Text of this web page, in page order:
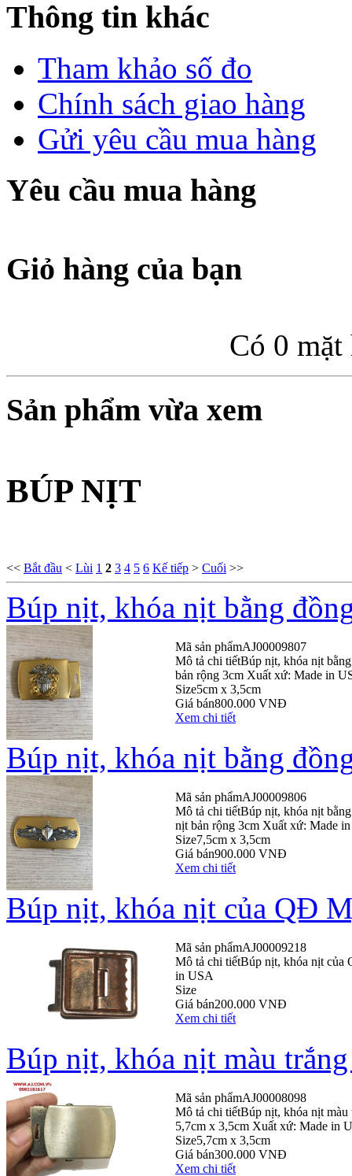
Thông tin khác
Tham khảo số đo
Chính sách giao hàng
Gửi yêu cầu mua hàng
Yêu cầu mua hàng
Giỏ hàng của bạn
Có 0
Sản phẩm vừa xem
BÚP NỊT
<< Bắt đầu < Lùi 1 2 3 4 5 6 Kế tiếp > Cuối >>
Búp nịt, khóa nịt bằng
Mã sản phẩmAJ00009807
Mô tả chi tiếtBúp nịt, khóa nịt
bản rộng 3cm Xuất xứ: Made in
Size5cm x 3,5cm
Giá bán800.000 VNĐ
Xem chi tiết
Búp nịt, khóa nịt bằng
Mã sản phẩmAJ00009806
Mô tả chi tiếtBúp nịt, khóa nịt
nịt bản rộng 3cm Xuất xứ: Made
Size7,5cm x 3,5cm
Giá bán900.000 VNĐ
Xem chi tiết
Búp nịt, khóa nịt của QĐ
Mã sản phẩmAJ00009218
Mô tả chi tiếtBúp nịt, khóa nịt của
in USA
Size
Giá bán200.000 VNĐ
Xem chi tiết
Búp nịt, khóa nịt màu
Mã sản phẩmAJ00008098
Mô tả chi tiếtBúp nịt, khóa nịt
5,7cm x 3,5cm Xuất xứ: Made in
Size5,7cm x 3,5cm
Giá bán300.000 VNĐ
Xem chi tiết